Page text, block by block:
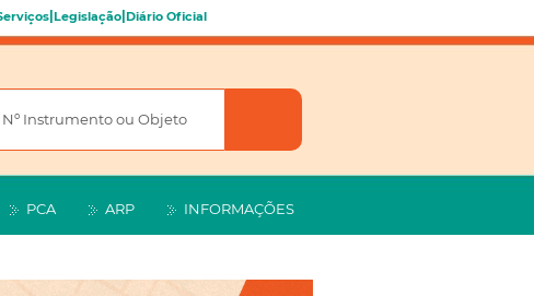
Legislação Diário Oficial
PCA ARP INFORMAÇÕES